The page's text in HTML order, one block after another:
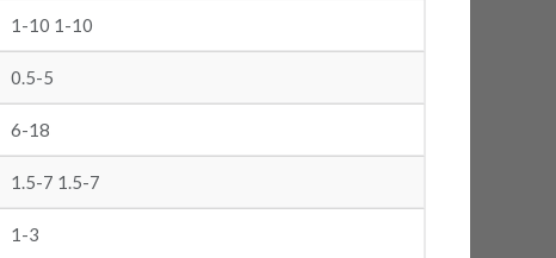
1-10 1-10
0.5-5
6-18
1.5-7 1.5-7
1-3